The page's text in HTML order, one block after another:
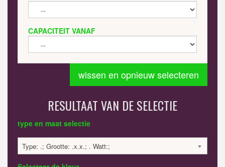
CAPACITEIT VANAF
wissen en opnieuw selecteren
RESULTAAT VAN DE SELECTIE
type en maat selectie
Type: .; Grootte: .x.x.; . Watt:;